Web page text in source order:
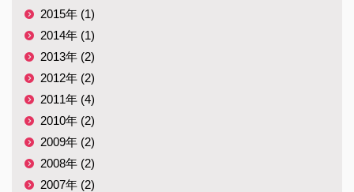
2015年 (1)
2014年 (1)
2013年 (2)
2012年 (2)
2011年 (4)
2010年 (2)
2009年 (2)
2008年 (2)
2007年 (2)